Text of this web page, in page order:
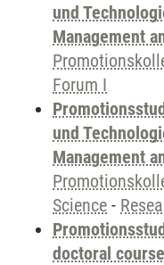
und
Management
Forum I
und
Management
Science -
doctoral